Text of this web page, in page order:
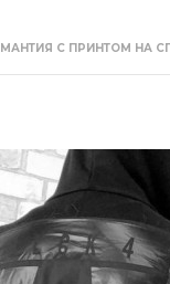
МАНТИЯ С ПРИНТОМ НА